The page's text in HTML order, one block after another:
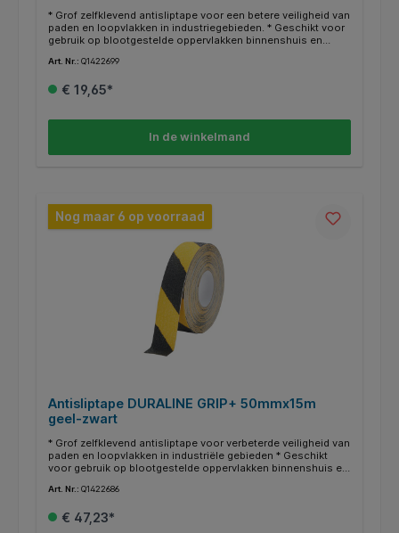
* Grof zelfklevend antisliptape voor een betere veiligheid van
paden en loopvlakken in industriegebieden. * Geschikt voor
gebruik op blootgestelde oppervlakken binnenshuis en
grip op paden en treden * De grove korrels bieden een
intensief gebruik * Toepassingsgebieden zijn traptreden,
Art. Nr.: Q1422699
€ 19,65*
In de winkelmand
Nog maar 6 op voorraad
Antisliptape DURALINE GRIP+ 50mmx15m
geel-zwart
* Grof zelfklevend antisliptape voor verbeterde veiligheid van
paden en loopvlakken in industriële gebieden * Geschikt
voor gebruik op blootgestelde oppervlakken binnenshuis en
grip op paden en treden * De grove korrels bieden een
intensief gebruik * Toepassingsgebieden zijn traptreden,
Art. Nr.: Q1422686
€ 47,23*